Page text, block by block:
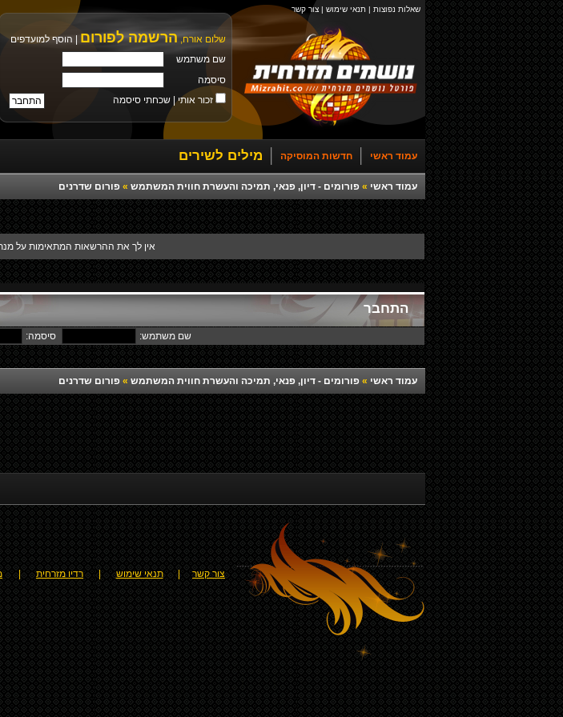
שאלות נפוצות | תנאי שימוש | צור קשר
שלום אורח, הרשמה לפורום
הוסף למועדפים
שם משתמש
סיסמה
זכור אותי |שכחתי סיסמה
עמוד ראשי חדשות המוסיקה מילים לשירים
עמוד ראשי » פורומים - דיון, פנאי, תמיכה והעשרת חווית המשתמש » פורום שדרנים
אין לך את ההרשאות המתאימות על
התחבר
שם משתמש: סיסמה:
עמוד ראשי » פורומים - דיון, פנאי, תמיכה והעשרת חווית המשתמש » פורום שדרנים
צור קשר תנאי שימוש רדיו מזרחית